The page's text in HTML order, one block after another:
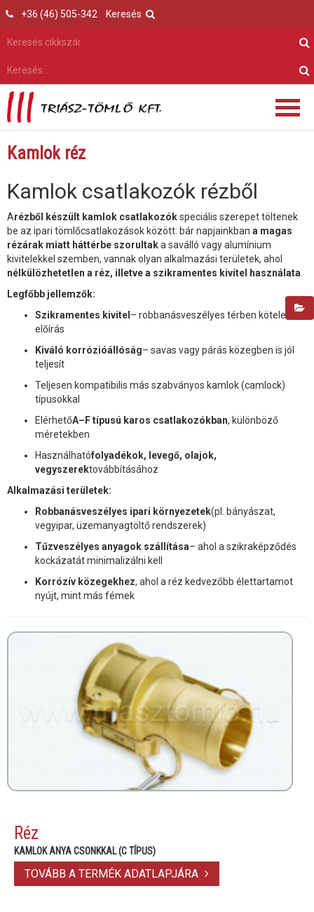
Keresés
+36 (46) 505-342
Kamlok réz
Kamlok csatlakozók rézből
Arézből készült kamlok csatlakozókspeciális szerepet töltenek
be az ipari tömlőcsatlakozások között: bár napjainkban a magas
rézárak miatt háttérbe szorultaka saválló vagy alumínium
kivitelekkel szemben, vannak olyan alkalmazási területek, ahol
nélkülözhetetlen a réz, illetve a szikramentes kivitel használata
Legfőbb jellemzők:
Szikramentes kivitel – robbanásveszélyes térben kötelező
előírás
Kiváló korrózióállóság– savas vagy párás közegben is jól
teljesít
Teljesen kompatibilis más szabványos kamlok (camlock)
típusokkal
ElérhetőA–F típusú karos csatlakozókban, különböző
méretekben
Használhatófolyadékok, levegő, olajok,
vegyszerektovábbításához
Alkalmazási területek:
Robbanásveszélyes ipari környezetek(pl. bányászat,
vegyipar, üzemanyagtöltő rendszerek)
Tűzveszélyes anyagok szállítása– ahol a szikraképződés
kockázatát minimalizálni kell
Korrózív közegekhez, ahol a réz kedvezőbb élettartamot
nyújt, mint más fémek
Réz
KAMLOK ANYA CSONKKAL (C TÍPUS)
TOVÁBB A TERMÉK ADATLAPJÁRA